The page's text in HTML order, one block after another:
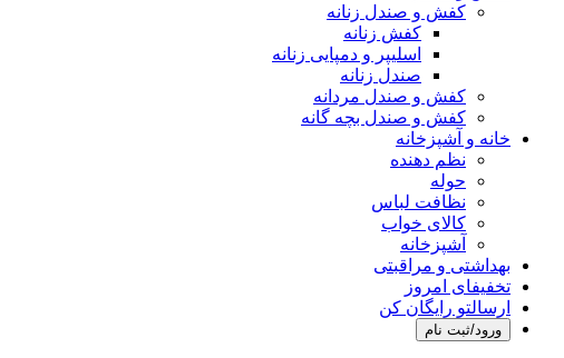
کفش و صندل زنانه
کفش زنانه
اسلیپر و دمپایی زنانه
صندل زنانه
کفش و صندل مردانه
کفش و صندل بچه گانه
خانه و آشپزخانه
نظم دهنده
حوله
نظافت لباس
کالای خواب
آشپزخانه
بهداشتی و مراقبتی
تخفیفای امروز
ارسالتو رایگان کن
ورود/ثبت نام